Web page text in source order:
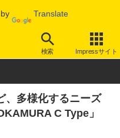
Translate
検索 Impressサイト
ワークスペース
、多様化するニーズ
C Type」